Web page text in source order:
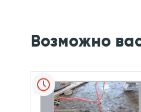
Возможно